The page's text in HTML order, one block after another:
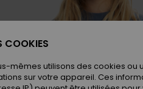
COOKIES
mêmes utilisons des cookies
sur votre appareil. Ces